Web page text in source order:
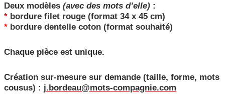
Deux modèles (avec des mots d’elle) :
* bordure filet rouge (format 34 x 45 cm)
* bordure dentelle coton (format souhaité)
Chaque pièce est unique.
Création sur-mesure sur demande (taille, forme, mots
cousus) : j.bordeau@mots-compagnie.com